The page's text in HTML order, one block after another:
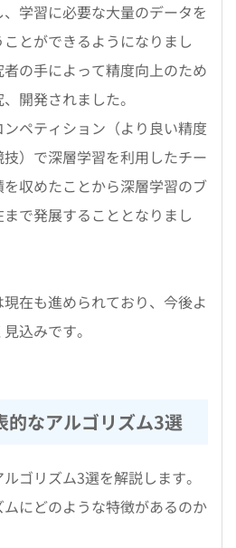
学習に必要な大量のデータを
とができるようになりまし
の手によって精度向上のため
開発されました。
ペティション（より良い精度
）で深層学習を利用したチー
収めたことから深層学習のブ
で発展することとなりまし
在も進められており、今後よ
込みです。
的なアルゴリズム3選
ゴリズム3選を解説します。
にどのような特徴があるのか